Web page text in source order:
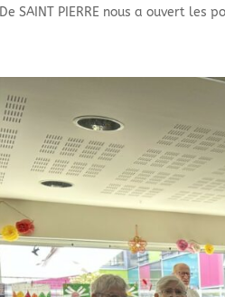
De SAINT PIERRE nous a ouvert les